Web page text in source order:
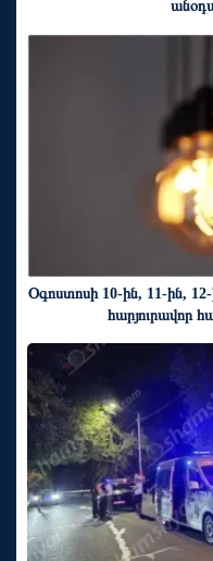
Օգոստոսի 10-ին, 11-ին,
հարյուրավոր